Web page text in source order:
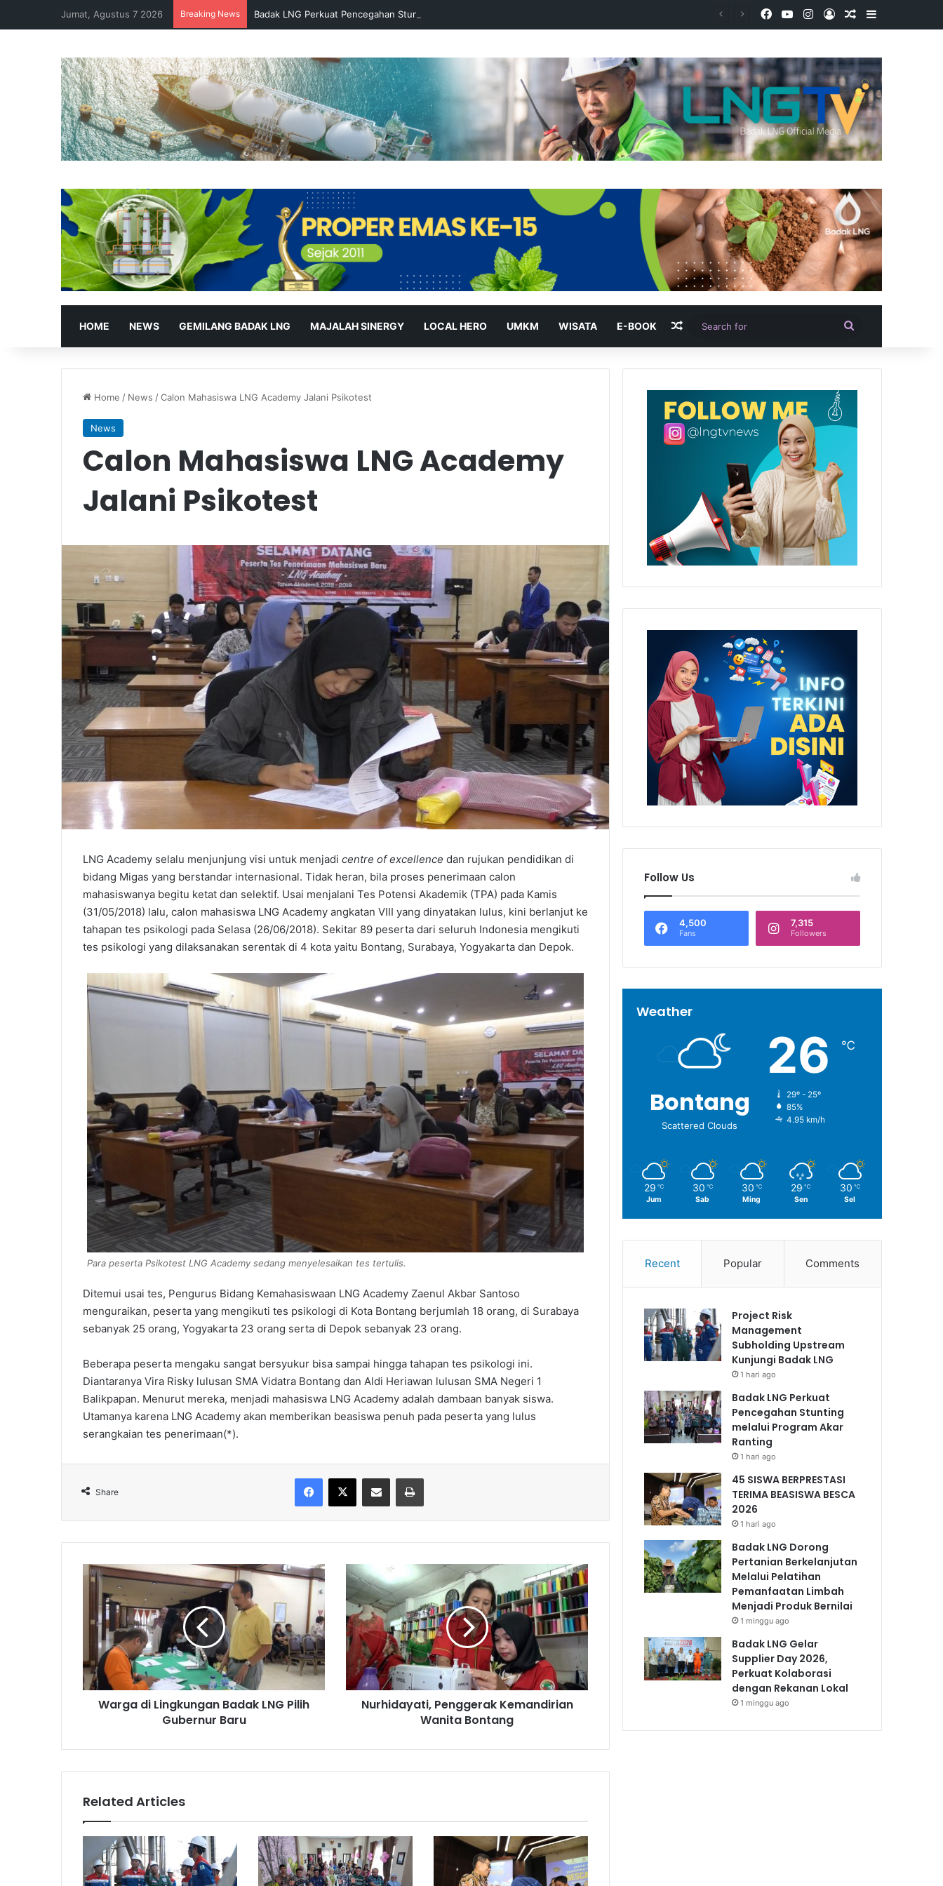
Jumat, Agustus 7 2026 Breaking News Badak LNG Perkuat Pencegahan Stunting melalui Program Akar Ranting Facebook
YouTubeInstagram
Log InRandom Article
Sidebar
HOME NEWS GEMILANG BADAK LNG MAJALAH SINERGY LOCAL HERO UMKM WISATA E-BOOK Random Article
for
Home / News /Calon Mahasiswa LNG Academy Jalani Psikotest
News
Calon Mahasiswa LNG Academy
Jalani Psikotest
LNG Academy selalu menjunjung visi untuk menjadi centre of excellence dan rujukan pendidikan di
bidang Migas yang berstandar internasional. Tidak heran, bila proses penerimaan calon
mahasiswanya begitu ketat dan selektif. Usai menjalani Tes Potensi Akademik (TPA) pada Kamis
(31/05/2018) lalu, calon mahasiswa LNG Academy angkatan VIII yang dinyatakan lulus, kini berlanjut ke
tahapan tes psikologi pada Selasa (26/06/2018). Sekitar 89 peserta dari seluruh Indonesia mengikuti
tes psikologi yang dilaksanakan serentak di 4 kota yaitu Bontang, Surabaya, Yogyakarta dan Depok.
Para peserta Psikotest LNG Academy sedang menyelesaikan tes tertulis.
Ditemui usai tes, Pengurus Bidang Kemahasiswaan LNG Academy Zaenul Akbar Santoso
menguraikan, peserta yang mengikuti tes psikologi di Kota Bontang berjumlah 18 orang, di Surabaya
sebanyak 25 orang, Yogyakarta 23 orang serta di Depok sebanyak 23 orang.
Beberapa peserta mengaku sangat bersyukur bisa sampai hingga tahapan tes psikologi ini.
Diantaranya Vira Risky lulusan SMA Vidatra Bontang dan Aldi Heriawan lulusan SMA Negeri 1
Balikpapan. Menurut mereka, menjadi mahasiswa LNG Academy adalah dambaan banyak siswa.
Utamanya karena LNG Academy akan memberikan beasiswa penuh pada peserta yang lulus
serangkaian tes penerimaan(*).
Share
Facebook
X Share via Email Print
Warga
Lingkungan
Badak
LNG
Pilih
Gubernur
Baru
Warga di Lingkungan Badak LNG Pilih
Gubernur Baru
Nurhidayati,
Penggerak
Kemandirian
Wanita
Bontang
Nurhidayati, Penggerak Kemandirian
Wanita Bontang
Related Articles
Follow Us
4,500
Fans
7,315
Followers
Weather
Bontang
Scattered Clouds
26 ℃
29º - 25º
85%
4.95 km/h
29 ℃
Jum
30 ℃
Sab
30 ℃
Ming
29 ℃
Sen
30 ℃
Sel
Recent Popular Comments
Project Risk
Management
Subholding Upstream
Kunjungi Badak LNG
1 hari ago
Badak LNG Perkuat
Pencegahan Stunting
melalui Program Akar
Ranting
1 hari ago
45 SISWA BERPRESTASI
TERIMA BEASISWA BESCA
2026
1 hari ago
Badak LNG Dorong
Pertanian Berkelanjutan
Melalui Pelatihan
Pemanfaatan Limbah
Menjadi Produk Bernilai
1 minggu ago
Badak LNG Gelar
Supplier Day 2026,
Perkuat Kolaborasi
dengan Rekanan Lokal
1 minggu ago